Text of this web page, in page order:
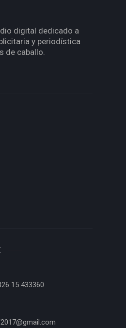
digital dedicado a
y periodística
de caballo.
15 433360